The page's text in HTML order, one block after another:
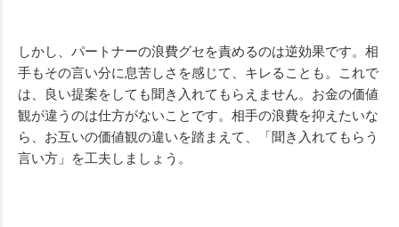
しかし、パートナーの浪費グセを責めるのは逆効果です。相
手もその言い分に息苦しさを感じて、キレることも。これで
は、良い提案をしても聞き入れてもらえません。お金の価値
観が違うのは仕方がないことです。相手の浪費を抑えたいな
ら、お互いの価値観の違いを踏まえて、「聞き入れてもらう
言い方」を工夫しましょう。